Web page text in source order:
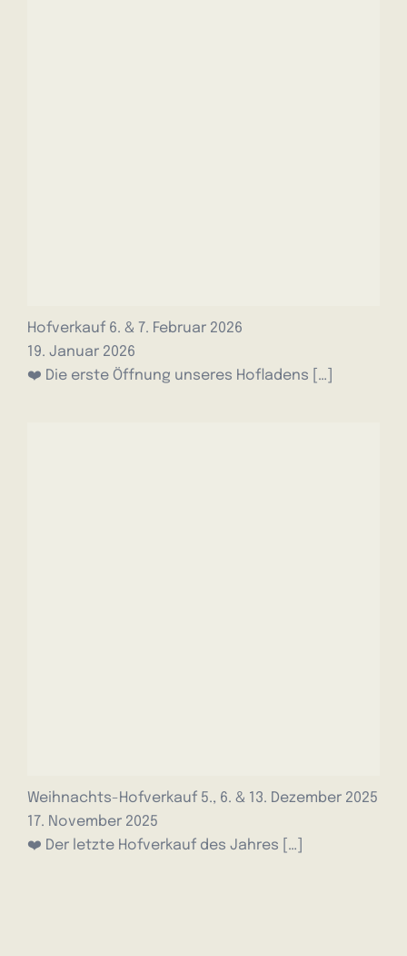
Hofverkauf 6. & 7. Februar 2026
19. Januar 2026
❤️ Die erste Öffnung unseres Hofladens
[…]
Weihnachts-Hofverkauf 5., 6. & 13. Dezember 2025
17. November 2025
❤️ Der letzte Hofverkauf des Jahres
[…]